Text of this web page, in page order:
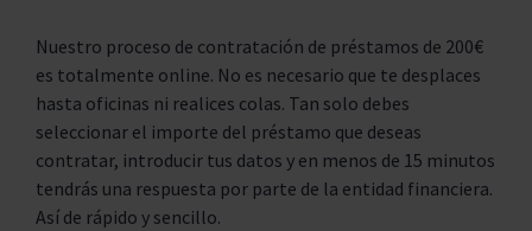
Nuestro proceso de contratación de préstamos de 200€
es totalmente online. No es necesario que te desplaces
hasta oficinas ni realices colas. Tan solo debes
seleccionar el importe del préstamo que deseas
contratar, introducir tus datos y en menos de 15 minutos
tendrás una respuesta por parte de la entidad financiera.
Así de rápido y sencillo.